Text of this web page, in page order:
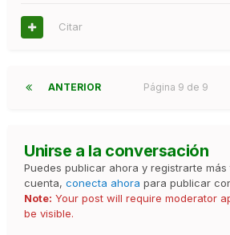
Citar
ANTERIOR Página 9 de 9
Unirse a la conversación
Puedes publicar ahora y registrarte más
cuenta, conecta ahora para publicar
Note: Your post will require moderator
be visible.